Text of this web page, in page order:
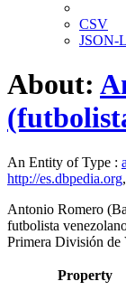
CSV
JSON-
About:
An Entity of Type :
http://es.dbpedia.org
Antonio Romero
futbolista
Primera División de
Property